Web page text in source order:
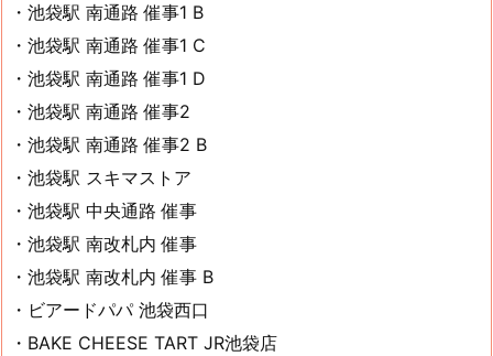
・池袋駅 南通路 催事1 B
・池袋駅 南通路 催事1 C
・池袋駅 南通路 催事1 D
・池袋駅 南通路 催事2
・池袋駅 南通路 催事2 B
・池袋駅 スキマストア
・池袋駅 中央通路 催事
・池袋駅 南改札内 催事
・池袋駅 南改札内 催事 B
・ビアードパパ 池袋西口
・BAKE CHEESE TART JR池袋店